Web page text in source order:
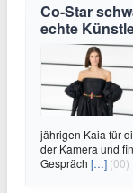
Co-Star
echte
jährigen Kaia für
der Kamera und
Gespräch […] (00)